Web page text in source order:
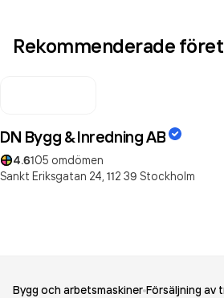
Rekommenderade
DN Bygg & Inredning AB
4.6105 omdömen
Sankt Eriksgatan 24, 112 39 Stockholm
Bygg och arbetsmaskiner Försäljning av